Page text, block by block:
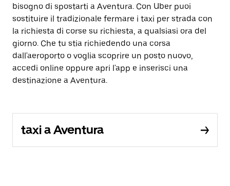
bisogno di spostarti a Aventura. Con Uber puoi
sostituire il tradizionale fermare i taxi per strada con
la richiesta di corse su richiesta, a qualsiasi ora del
giorno. Che tu stia richiedendo una corsa
dall'aeroporto o voglia scoprire un posto nuovo,
accedi online oppure apri l'app e inserisci una
destinazione a Aventura.
taxi a Aventura